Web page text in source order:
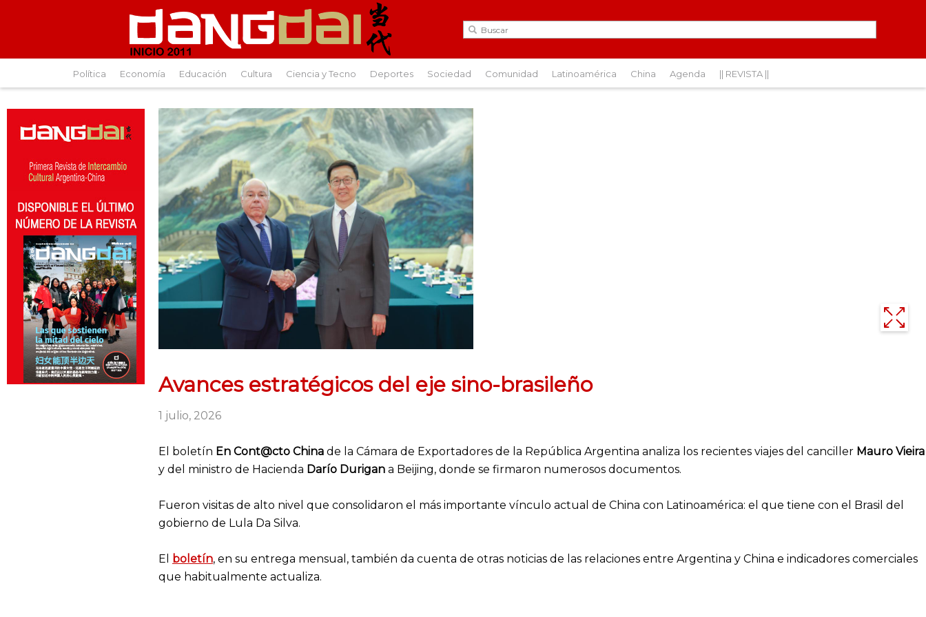
Política Economía Educación Cultura Ciencia y Tecno Deportes Sociedad Comunidad Latinoamérica China Agenda || REVISTA ||
Avances estratégicos del eje sino-brasileño
1 julio, 2026
El boletín En Cont@cto China de la Cámara de Exportadores de la República Argentina analiza los recientes viajes del canciller Mauro Vieira
y del ministro de Hacienda Darío Durigan a Beijing, donde se firmaron numerosos documentos.
Fueron visitas de alto nivel que consolidaron el más importante vínculo actual de China con Latinoamérica: el que tiene con el Brasil del
gobierno de Lula Da Silva.
El boletín, en su entrega mensual, también da cuenta de otras noticias de las relaciones entre Argentina y China e indicadores comerciales
que habitualmente actualiza.